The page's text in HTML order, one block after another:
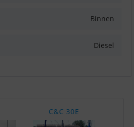
Binnen
Diesel
C&C 30E